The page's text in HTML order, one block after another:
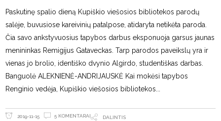
Paskutinę spalio dieną Kupiškio viešosios bibliotekos parodų
salėje, buvusiose kareivinių patalpose, atidaryta netikėta paroda.
Čia savo ankstyvuosius tapybos darbus eksponuoja garsus jaunas
menininkas Remigijus Gataveckas. Tarp parodos paveikslų yra ir
vienas jo brolio, identiško dvynio Algirdo, studentiškas darbas.
Banguolė ALEKNIENĖ-ANDRIJAUSKĖ Kai mokėsi tapybos
Renginio vedėja, Kupiškio viešosios bibliotekos
2019-11-15 5 KOMENTARAI DALINTIS